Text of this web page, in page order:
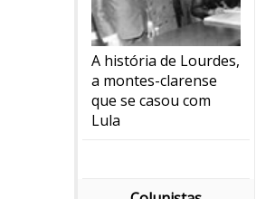
A história de Lourdes,
a montes-clarense
que se casou com
Lula